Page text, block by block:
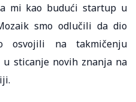
mi kao budući startup u
smo odlučili da dio
osvojili na takmičenju
sticanje novih znanja na